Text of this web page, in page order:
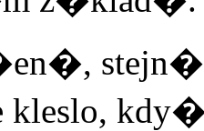
kleslo,